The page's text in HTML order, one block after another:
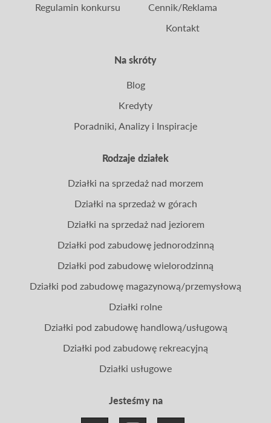
Na skróty
Rodzaje działek
Jesteśmy na
Regulamin konkursu
Cennik/Reklama
Kontakt
Blog
Kredyty
Poradniki, Analizy i Inspiracje
Działki na sprzedaż nad morzem
Działki na sprzedaż w górach
Działki na sprzedaż nad jeziorem
Działki pod zabudowę jednorodzinną
Działki pod zabudowę wielorodzinną
Działki pod zabudowę magazynową/przemysłową
Działki rolne
Działki pod zabudowę handlową/usługową
Działki pod zabudowę rekreacyjną
Działki usługowe